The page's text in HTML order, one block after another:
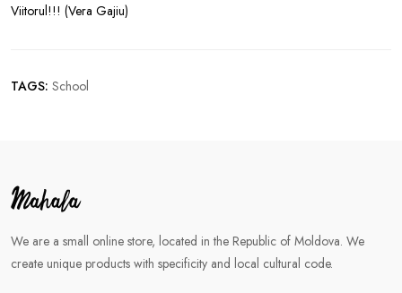
Viitorul!!! (Vera Gajiu)
TAGS: School
We are a small online store, located in the Republic of Moldova. We
create unique products with specificity and local cultural code.